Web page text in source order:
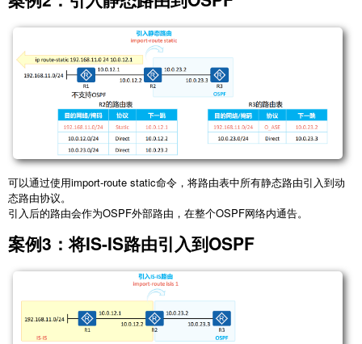
可以通过使用import-route static命令，将路由表中所有静态路由引入到动
态路由协议。
引入后的路由会作为OSPF外部路由，在整个OSPF网络内通告。
案例3：将IS-IS路由引入到OSPF